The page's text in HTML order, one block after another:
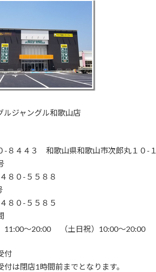
ルジャングル和歌山店
-８４４３ 和歌山県和歌山市次郎丸１０-１
８０-５５８８
８０-５５８５
11:00～20:00 （土日祝）10:00～20:00
付
は閉店1時間前までとなります。